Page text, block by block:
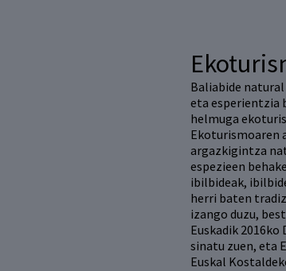
Baliabide
eta esperientzia
helmuga
Ekoturismoaren
argazkigintza
espezieen
ibilbideak,
herri baten
izango duzu,
Euskadik
sinatu zuen, eta
Euskal